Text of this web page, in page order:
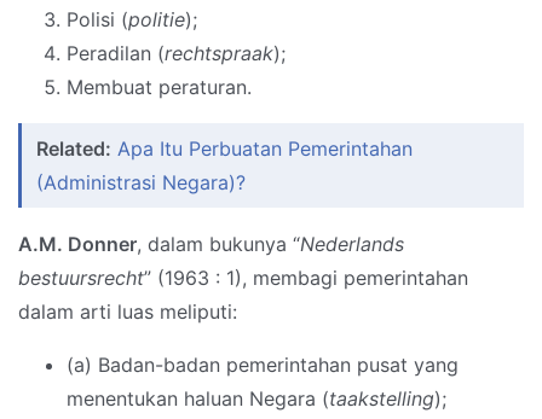
Polisi (politie);
Peradilan (rechtspraak);
Membuat peraturan.
Related: Apa Itu Perbuatan Pemerintahan
(Administrasi Negara)?
A.M. Donner, dalam bukunya “Nederlands
bestuursrecht” (1963 : 1), membagi pemerintahan
dalam arti luas meliputi:
(a) Badan-badan pemerintahan pusat yang
menentukan haluan Negara (taakstelling);